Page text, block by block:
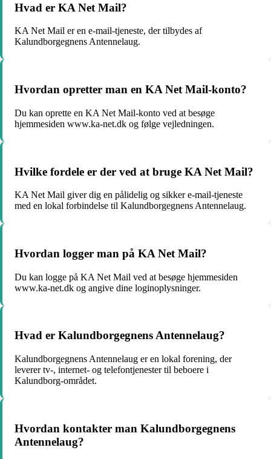
Hvad er KA Net Mail?
KA Net Mail er en e-mail-tjeneste, der tilbydes af
Kalundborgegnens Antennelaug.
Hvordan opretter man en KA Net Mail-konto?
Du kan oprette en KA Net Mail-konto ved at besøge
hjemmesiden www.ka-net.dk og følge vejledningen.
Hvilke fordele er der ved at bruge KA Net Mail?
KA Net Mail giver dig en pålidelig og sikker e-mail-tjeneste
med en lokal forbindelse til Kalundborgegnens Antennelaug.
Hvordan logger man på KA Net Mail?
Du kan logge på KA Net Mail ved at besøge hjemmesiden
www.ka-net.dk og angive dine loginoplysninger.
Hvad er Kalundborgegnens Antennelaug?
Kalundborgegnens Antennelaug er en lokal forening, der
leverer tv-, internet- og telefontjenester til beboere i
Kalundborg-området.
Hvordan kontakter man Kalundborgegnens
Antennelaug?